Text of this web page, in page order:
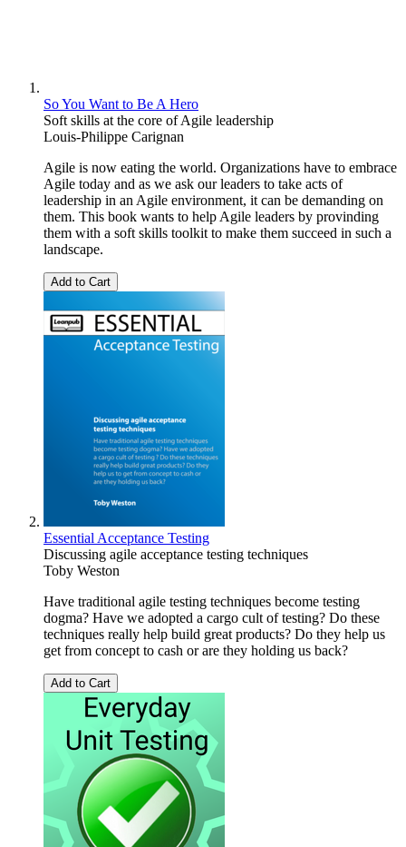
So You Want to Be A Hero
Soft skills at the core of Agile leadership
Louis-Philippe Carignan
Agile is now eating the world. Organizations have to embrace
Agile today and as we ask our leaders to take acts of
leadership in an Agile environment, it can be demanding on
them. This book wants to help Agile leaders by provinding
them with a soft skills toolkit to make them succeed in such a
landscape.
Add to Cart
Essential Acceptance Testing
Discussing agile acceptance testing techniques
Toby Weston
Have traditional agile testing techniques become testing
dogma? Have we adopted a cargo cult of testing? Do these
techniques really help build great products? Do they help us
get from concept to cash or are they holding us back?
Add to Cart